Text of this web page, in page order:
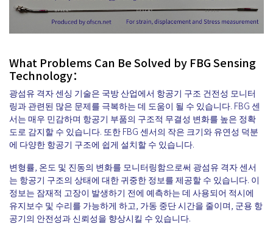
What Problems Can Be Solved by FBG Sensing
Technology：
광섬유 격자 센싱 기술은 국방 산업에서 항공기 구조 건전성 모니터
링과 관련된 많은 문제를 극복하는 데 도움이 될 수 있습니다. FBG 센
서는 매우 민감하며 항공기 부품의 구조적 무결성 변화를 높은 정확
도로 감지할 수 있습니다. 또한 FBG 센서의 작은 크기와 유연성 덕분
에 다양한 항공기 구조에 쉽게 설치할 수 있습니다.
변형률, 온도 및 진동의 변화를 모니터링함으로써 광섬유 격자 센서
는 항공기 구조의 상태에 대한 귀중한 정보를 제공할 수 있습니다. 이
정보는 잠재적 고장이 발생하기 전에 예측하는 데 사용되어 적시에
유지보수 및 수리를 가능하게 하고, 가동 중단 시간을 줄이며, 군용 항
공기의 안전성과 신뢰성을 향상시킬 수 있습니다.